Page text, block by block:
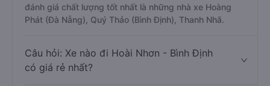
đánh giá chất lượng tốt nhất là những nhà xe Hoàng
Phát (Đà Nẵng), Quý Thảo (Bình Định), Thanh Nhã.
Câu hỏi: Xe nào đi Hoài Nhơn - Bình Định
có giá rẻ nhất?